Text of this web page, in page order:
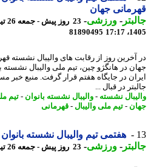
جهان
-ورزشی-
23 روز پیش - جمعه 26 تیر
81890495
روز از رقابت های والیبال نشسته
در هانگژو چین، تیم ملی والیبال نشسته
در جایگاه هفتم قرار گرفت. منبع خبر
در قبال ...
نشسته-والیبال نشسته بانوان- تیم ملی
-تیم ملی والیبال-قهرمانی
هفتمی تیم والیبال نشسته بانوان
-ورزشی-23 روز پیش - جمعه 26 تیر 1405، 17:17